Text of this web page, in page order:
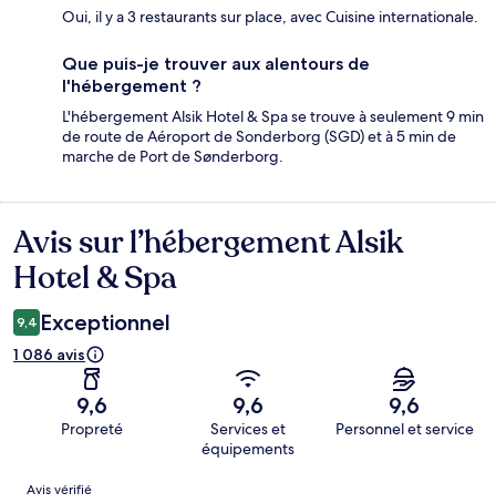
Oui, il y a 3 restaurants sur place, avec Cuisine internationale.
Que puis-je trouver aux alentours de
l'hébergement ?
L'hébergement Alsik Hotel & Spa se trouve à seulement 9 min
de route de Aéroport de Sonderborg (SGD) et à 5 min de
marche de Port de Sønderborg.
Avis
Avis sur l’hébergement Alsik
Hotel & Spa
9,4 Exceptionnel
1 086 avis
9,6
Propreté
9,6
Services et
équipements
9,6
Personnel et service
Avis
Avis vérifié